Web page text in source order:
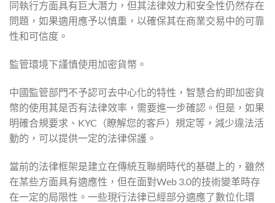
同執行方面具有巨大潛力，但其法律效力和安全性仍然存在
問題，如果適用應予以慎重，以確保其在商業交易中的可靠
性和可信度。
監管環境下謹慎使用加密貨幣。
中國監管部門不予認可去中心化的特性，智慧合約即加密貨
幣的使用其是否有法律效率，需要進一步確認。但是，如果
明確合規要求、KYC（瞭解您的客戶）規定等，減少違法活
動的，可以提供一定的法律保護。
當前的法律框架是建立在傳統互聯網時代的基礎上的，雖然
在某些方面具有適應性，但在面對Web 3.0的技術變革時存
在一定的局限性。一些現行法律已經部分適應了數位化環